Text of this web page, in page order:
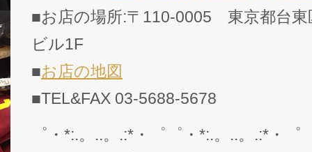
■お店の場所:〒110-0005 東京都台
ビル1F
■お店の地図
■TEL&FAX 03-5688-5678
゜・*:.。..。.:*・゜゜・*:.。..。.:*・